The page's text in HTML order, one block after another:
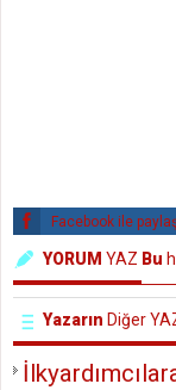
Facebook ile
YORUM YAZ Bu
Yazarın Diğer